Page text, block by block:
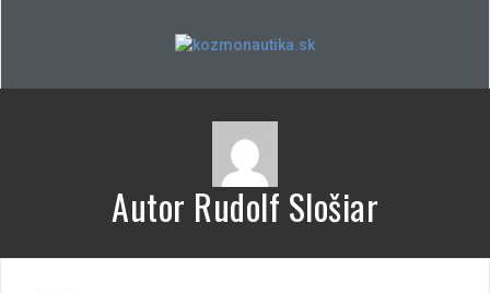
Autor Rudolf Slošiar